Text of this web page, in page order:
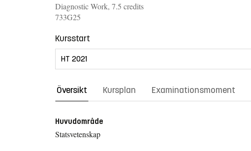
Diagnostic Work, 7.5 credits
733G25
Kursstart
Översikt Kursplan Examinationsmoment
Huvudområde
Statsvetenskap